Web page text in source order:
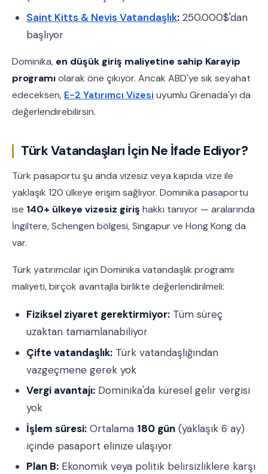
Saint Kitts & Nevis Vatandaşlık: 250.000$'dan
başlıyor
Dominika, en düşük giriş maliyetine sahip Karayip
programıolarak öne çıkıyor. Ancak ABD'ye sık seyahat
edeceksen, E-2 Yatırımcı Vizesi uyumlu Grenada'yı da
değerlendirebilirsin.
Türk Vatandaşları İçin Ne İfade Ediyor?
Türk pasaportu şu anda vizesiz veya kapıda vize ile
yaklaşık 120 ülkeye erişim sağlıyor. Dominika pasaportu
ise 140+ ülkeye vizesiz giriş hakkı tanıyor — aralarında
İngiltere, Schengen bölgesi, Singapur ve Hong Kong da
var.
Türk yatırımcılar için Dominika vatandaşlık programı
maliyeti, birçok avantajla birlikte değerlendirilmeli:
Fiziksel ziyaret gerektirmiyor: Tüm süreç
uzaktan tamamlanabiliyor
Çifte vatandaşlık: Türk vatandaşlığından
vazgeçmene gerek yok
Vergi avantajı: Dominika'da küresel gelir vergisi
yok
İşlem süresi: Ortalama 180 gün (yaklaşık 6 ay)
içinde pasaport elinize ulaşıyor
Plan B: Ekonomik veya politik belirsizliklere karşı